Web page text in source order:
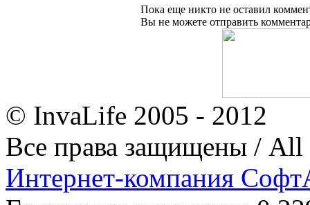
Пока еще никто не оставил
Вы не можете отправить
© InvaLife 2005 - 2012
Все права защищены / All
Интернет-компания